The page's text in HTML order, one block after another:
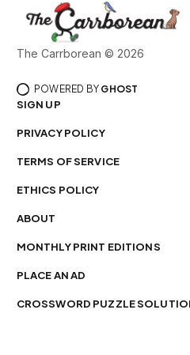
The Carrborean © 2026
POWERED BY GHOST
SIGN UP
PRIVACY POLICY
TERMS OF SERVICE
ETHICS POLICY
ABOUT
MONTHLY PRINT EDITIONS
PLACE AN AD
CROSSWORD PUZZLE